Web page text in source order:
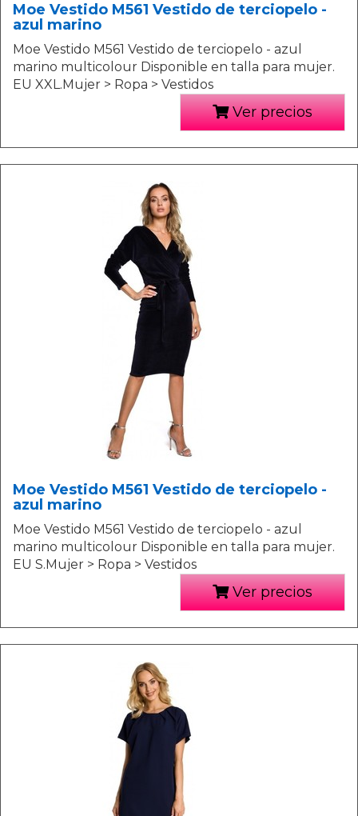
Moe Vestido M561 Vestido de terciopelo -
azul marino
Moe Vestido M561 Vestido de terciopelo - azul
marino multicolour Disponible en talla para mujer.
EU XXL.Mujer > Ropa > Vestidos
Ver precios
Moe Vestido M561 Vestido de terciopelo -
azul marino
Moe Vestido M561 Vestido de terciopelo - azul
marino multicolour Disponible en talla para mujer.
EU S.Mujer > Ropa > Vestidos
Ver precios